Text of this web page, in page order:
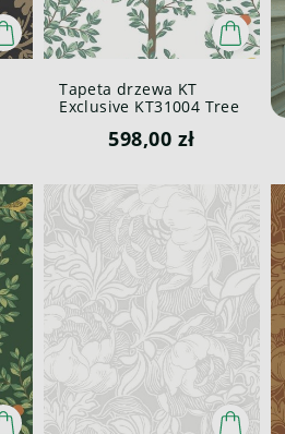
Tapeta drzewa KT
Exclusive KT31004 Tree
598,00 zł